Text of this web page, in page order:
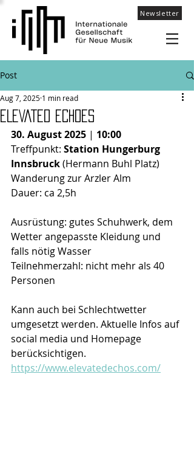
Newsletter
Post
ELEVATED ECHOES
Aug 7, 2025 1 min read
30. August 2025 | 10:00
Treffpunkt: Station Hungerburg
Innsbruck (Hermann Buhl Platz)
Wanderung zur Arzler Alm
Dauer: ca 2,5h
Ausrüstung: gutes Schuhwerk, dem
Wetter angepasste Kleidung und
falls nötig Wasser
Teilnehmerzahl: nicht mehr als 40
Personen
Kann auch bei Schlechtwetter
umgesetzt werden. Aktuelle Infos auf
social media und Homepage
berücksichtigen.
https://www.elevatedechos.com/